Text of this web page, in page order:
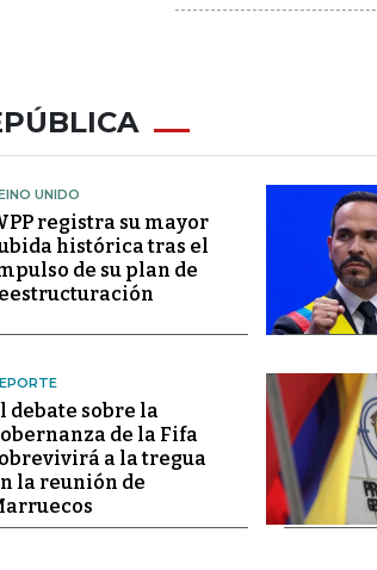
UNIDO
registra su mayor
histórica tras el
de su plan de
debate sobre la
de la Fifa
a la tregua
la reunión de